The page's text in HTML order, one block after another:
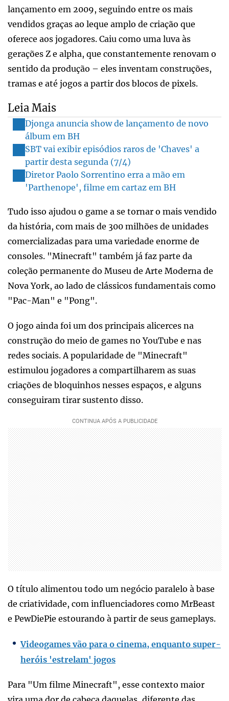
lançamento em 2009, seguindo entre os mais
vendidos graças ao leque amplo de criação que
oferece aos jogadores. Caiu como uma luva às
gerações Z e alpha, que constantemente renovam o
sentido da produção – eles inventam construções,
tramas e até jogos a partir dos blocos de pixels.
Leia Mais
Djonga anuncia show de lançamento de novo
álbum em BH
SBT vai exibir episódios raros de 'Chaves' a
partir desta segunda (7/4)
Diretor Paolo Sorrentino erra a mão em
'Parthenope', filme em cartaz em BH
Tudo isso ajudou o game a se tornar o mais vendido
da história, com mais de 300 milhões de unidades
comercializadas para uma variedade enorme de
consoles. "Minecraft" também já faz parte da
coleção permanente do Museu de Arte Moderna de
Nova York, ao lado de clássicos fundamentais como
"Pac-Man" e "Pong".
O jogo ainda foi um dos principais alicerces na
construção do meio de games no YouTube e nas
redes sociais. A popularidade de "Minecraft"
estimulou jogadores a compartilharem as suas
criações de bloquinhos nesses espaços, e alguns
conseguiram tirar sustento disso.
O título alimentou todo um negócio paralelo à base
de criatividade, com influenciadores como MrBeast
e PewDiePie estourando à partir de seus gameplays.
Videogames vão para o cinema, enquanto super-
heróis 'estrelam' jogos
Para "Um filme Minecraft", esse contexto maior